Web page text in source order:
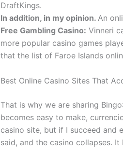
DraftKings.
In addition, in my opinion. An
Free Gambling Casino: Vinneri
more popular casino games
that the list of Faroe Islands
Best Online Casino Sites That
That is why we are sharing
becomes easy to make,
casino site, but if I succeed and
said, and the casino collapses.